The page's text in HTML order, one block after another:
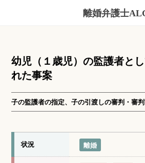
離婚弁護士
幼児（１歳児）の監護者と
れた事案
子の監護者の指定、子の引渡しの審判・審
状況 離婚